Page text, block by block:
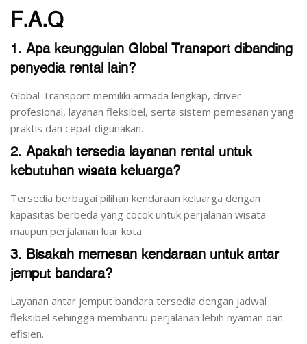
F.A.Q
1. Apa keunggulan Global Transport dibanding
penyedia rental lain?
Global Transport memiliki armada lengkap, driver
profesional, layanan fleksibel, serta sistem pemesanan yang
praktis dan cepat digunakan.
2. Apakah tersedia layanan rental untuk
kebutuhan wisata keluarga?
Tersedia berbagai pilihan kendaraan keluarga dengan
kapasitas berbeda yang cocok untuk perjalanan wisata
maupun perjalanan luar kota.
3. Bisakah memesan kendaraan untuk antar
jemput bandara?
Layanan antar jemput bandara tersedia dengan jadwal
fleksibel sehingga membantu perjalanan lebih nyaman dan
efisien.